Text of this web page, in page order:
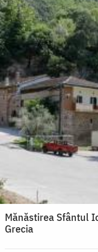
Mănăstirea Sfântul
Grecia